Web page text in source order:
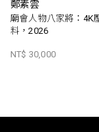
鄭素雲
廟會人物八家將：4K
料，2026
NT$ 30,000